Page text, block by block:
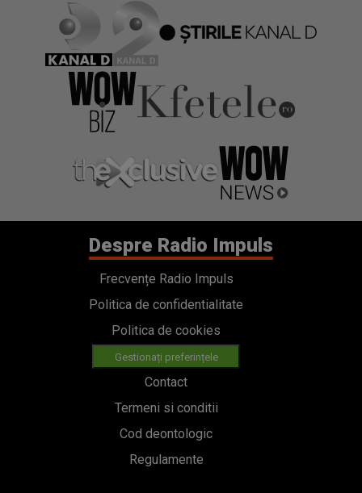
Despre Radio Impuls
Frecvențe Radio Impuls
Politica de confidentialitate
Politica de cookies
Gestionați preferințele
Contact
Termeni si conditii
Cod deontologic
Regulamente